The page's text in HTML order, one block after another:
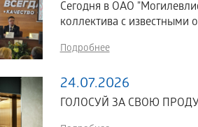
Сегодня в ОАО
коллектива с известными
Подробнее
24.07.2026
ГОЛОСУЙ ЗА СВОЮ